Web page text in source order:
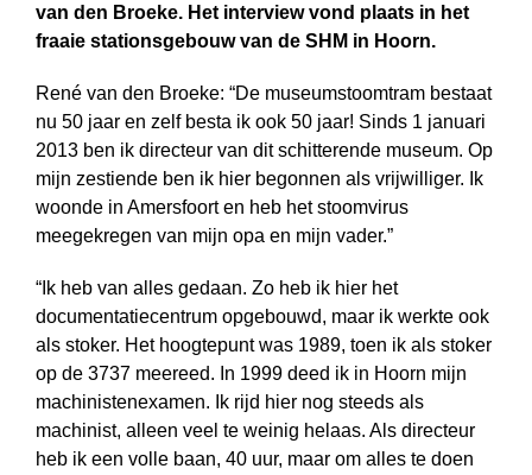
van den Broeke. Het interview vond plaats in het
fraaie stationsgebouw van de SHM in Hoorn.
René van den Broeke: “De museumstoomtram bestaat
nu 50 jaar en zelf besta ik ook 50 jaar! Sinds 1 januari
2013 ben ik directeur van dit schitterende museum. Op
mijn zestiende ben ik hier begonnen als vrijwilliger. Ik
woonde in Amersfoort en heb het stoomvirus
meegekregen van mijn opa en mijn vader.”
“Ik heb van alles gedaan. Zo heb ik hier het
documentatiecentrum opgebouwd, maar ik werkte ook
als stoker. Het hoogtepunt was 1989, toen ik als stoker
op de 3737 meereed. In 1999 deed ik in Hoorn mijn
machinistenexamen. Ik rijd hier nog steeds als
machinist, alleen veel te weinig helaas. Als directeur
heb ik een volle baan, 40 uur, maar om alles te doen